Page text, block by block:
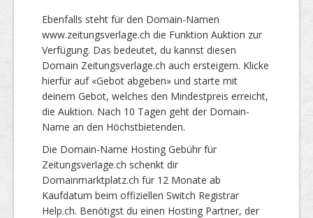
Ebenfalls steht für den Domain-Namen
www.zeitungsverlage.ch die Funktion Auktion zur
Verfügung. Das bedeutet, du kannst diesen
Domain Zeitungsverlage.ch auch ersteigern. Klicke
hierfür auf «Gebot abgeben» und starte mit
deinem Gebot, welches den Mindestpreis erreicht,
die Auktion. Nach 10 Tagen geht der Domain-
Name an den Höchstbietenden.
Die Domain-Name Hosting Gebühr für
Zeitungsverlage.ch schenkt dir
Domainmarktplatz.ch für 12 Monate ab
Kaufdatum beim offiziellen Switch Registrar
Help.ch. Benötigst du einen Hosting Partner, der